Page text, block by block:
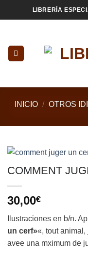
al
LIBRERÍA
INICIO / OTROS
COMMENT
30,00€
Ilustraciones en b/n.
un cerf»«, tout
avee una mximum de